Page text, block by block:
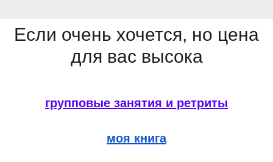
Если очень хочется, но цена
для вас высока
групповые занятия и ретриты
моя книга